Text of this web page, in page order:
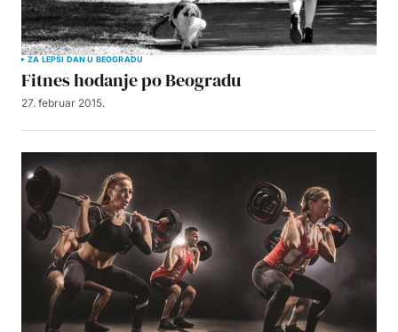
ZA LEPŠI DAN U BEOGRADU
Fitnes hodanje po Beogradu
27. februar 2015.